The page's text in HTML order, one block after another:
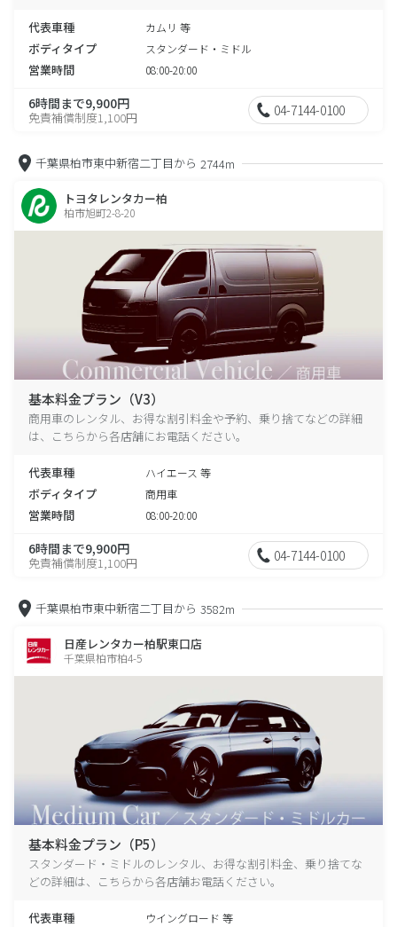
代表車種 カムリ 等
ボディタイプ スタンダード・ミドル
営業時間 08:00-20:00
6時間まで9,900円
免責補償制度1,100円 04-7144-0100
千葉県柏市東中新宿二丁目から 2744m
トヨタレンタカー柏
柏市旭町2-8-20
基本料金プラン（V3）
商用車のレンタル、お得な割引料金や予約、乗り捨てなどの詳細
は、こちらから各店舗にお電話ください。
代表車種 ハイエース 等
ボディタイプ 商用車
営業時間 08:00-20:00
6時間まで9,900円
免責補償制度1,100円 04-7144-0100
千葉県柏市東中新宿二丁目から 3582m
日産レンタカー柏駅東口店
千葉県柏市柏4-5
基本料金プラン（P5）
スタンダード・ミドルのレンタル、お得な割引料金、乗り捨てな
どの詳細は、こちらから各店舗お電話ください。
代表車種 ウイングロード 等